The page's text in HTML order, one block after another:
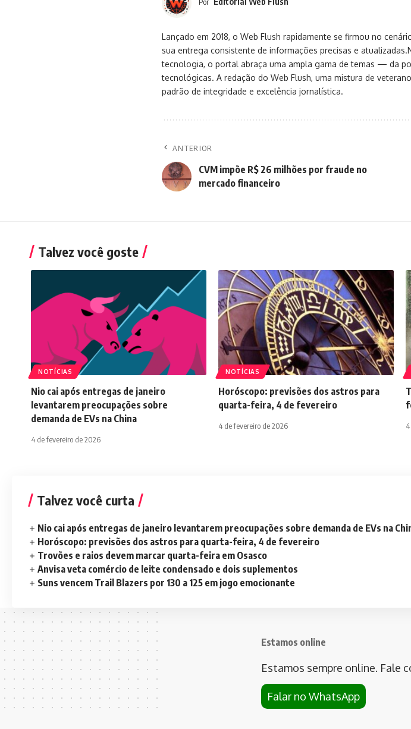
Lançado em 2018, o Web Flush rapidamente se firmou no
sua entrega consistente de informações precisas e
tecnologia, o portal abraça uma ampla gama de temas — da
tecnológicas. A redação do Web Flush, uma mistura de
padrão de integridade e excelência jornalística.
ANTERIOR
CVM impõe R$ 26 milhões por fraude no
mercado financeiro
Talvez você goste
NOTÍCIAS
Nio cai após entregas de janeiro
levantarem preocupações sobre
demanda de EVs na China
4 de fevereiro de 2026
NOTÍCIAS
Horóscopo: previsões dos astros para
quarta-feira, 4 de fevereiro
4 de fevereiro de 2026
Talvez você curta
Nio cai após entregas de janeiro levantarem preocupações sobre demanda de EVs na
Horóscopo: previsões dos astros para quarta-feira, 4 de fevereiro
Trovões e raios devem marcar quarta-feira em Osasco
Anvisa veta comércio de leite condensado e dois suplementos
Suns vencem Trail Blazers por 130 a 125 em jogo emocionante
Estamos online
Estamos sempre online. Fale
Falar no WhatsApp